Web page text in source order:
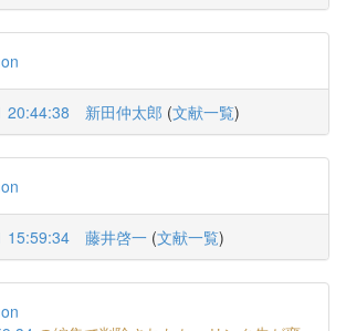
20:44:38 新田仲太郎 (文献一覧)
15:59:34 藤井啓一 (文献一覧)